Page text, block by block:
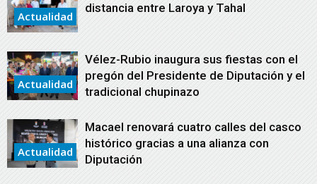
Actualidad
distancia entre Laroya y Tahal
Actualidad
Vélez-Rubio inaugura sus fiestas con el
pregón del Presidente de Diputación y el
tradicional chupinazo
Actualidad
Macael renovará cuatro calles del casco
histórico gracias a una alianza con
Diputación